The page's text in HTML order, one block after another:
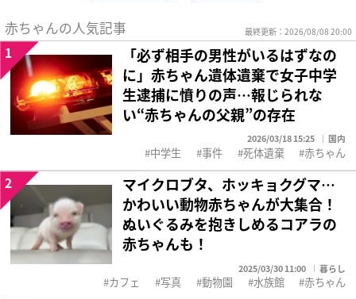
赤ちゃんの人気記事 最終更新：2026/08/08 20:00
「必ず相手の男性がいるはずなの
に」赤ちゃん遺体遺棄で女子中学
生逮捕に憤りの声…報じられな
い“赤ちゃんの父親”の存在
2026/03/18 15:25 国内
1
中学生 事件 死体遺棄 赤ちゃん
マイクロブタ、ホッキョクグマ…
かわいい動物赤ちゃんが大集合！
ぬいぐるみを抱きしめるコアラの
赤ちゃんも！
2025/03/30 11:00 暮らし
2
カフェ 写真 動物園 水族館 赤ちゃん